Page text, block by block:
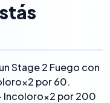
Stage 2 Fuego con
por 60.
Incoloro×2 por 200